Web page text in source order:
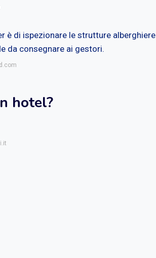
è di ispezionare le strutture alberghiere
da consegnare ai gestori.
hotel?